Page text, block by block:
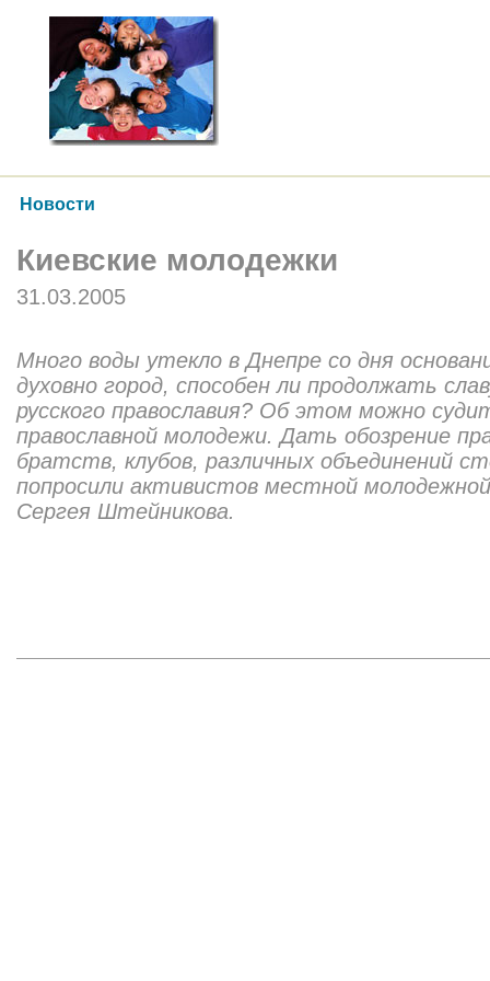
Новости
Киевские молодежки
31.03.2005
Много воды утекло в Днепре со дня
духовно город, способен ли продолжать
русского православия? Об этом можно
православной молодежи. Дать обозрение
братств, клубов, различных объединений
попросили активистов местной
Сергея Штейникова.